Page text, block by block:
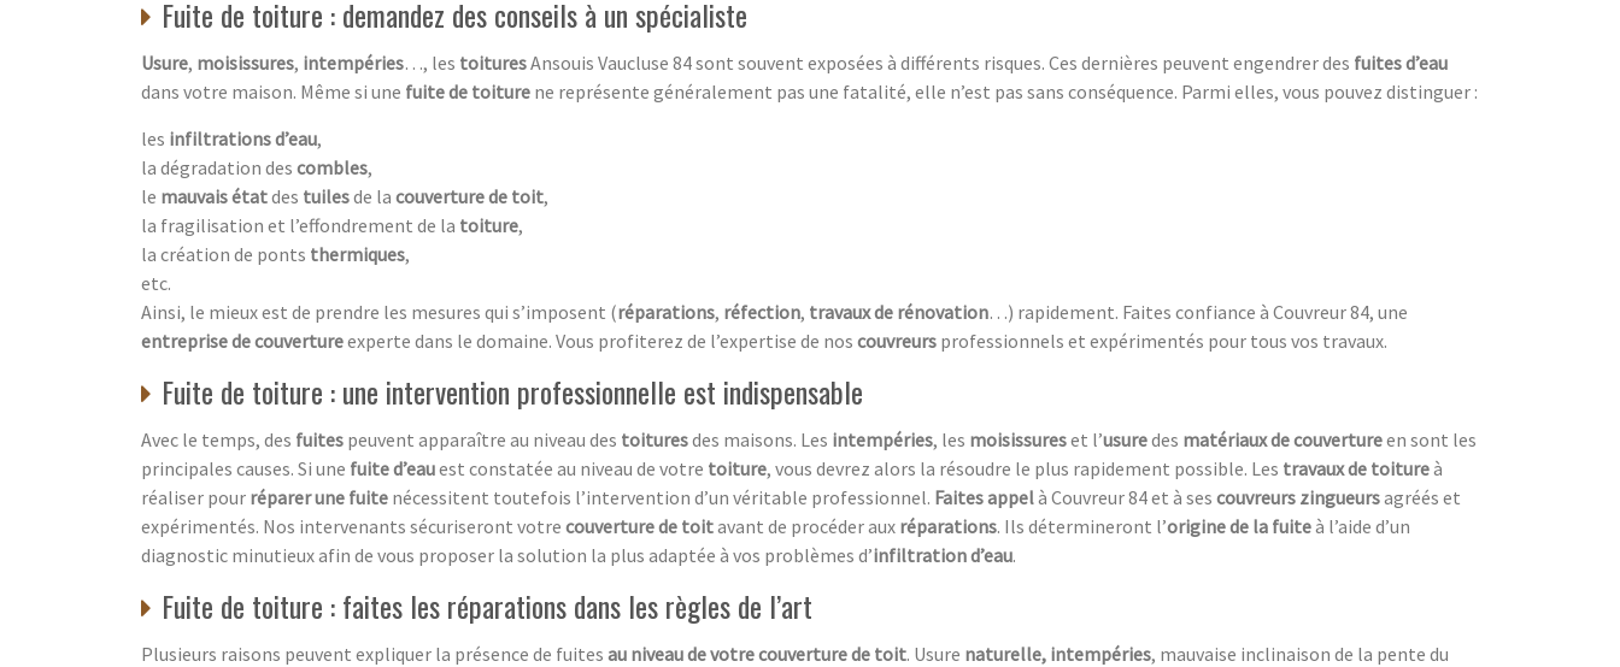
Fuite de toiture : demandez des conseils à un spécialiste
Usure, moisissures, intempéries…, les toituresAnsouis Vaucluse 84 sont souvent exposées à différents risques. Ces dernières peuvent engendrer des fuites d’eau
dans votre maison. Même si une fuite de toiture ne représente généralement pas une fatalité, elle n’est pas sans conséquence. Parmi elles, vous pouvez distinguer :
les infiltrations d’eau,
la dégradation des combles,
le mauvais étatdes tuilesde la couverture de toit,
la fragilisation et l’effondrement de la toiture,
la création de ponts thermiques,
etc.
Ainsi, le mieux est de prendre les mesures qui s’imposent (réparations, réfection, travaux de rénovation…) rapidement. Faites confiance à Couvreur 84, une
entreprise de couvertureexperte dans le domaine. Vous profiterez de l’expertise de nos couvreurs professionnels et expérimentés pour tous vos travaux.
Fuite de toiture : une intervention professionnelle est indispensable
Avec le temps, des fuites peuvent apparaître au niveau des toituresdes maisons. Les intempéries, les moisissureset l’usuredes matériaux de couvertureen sont les
principales causes. Si une fuite d’eauest constatée au niveau de votre toiture, vous devrez alors la résoudre le plus rapidement possible. Les travaux de toitureà
réaliser pour réparer une fuite nécessitent toutefois l’intervention d’un véritable professionnel. Faites appelà Couvreur 84 et à ses couvreurs zingueursagréés et
expérimentés. Nos intervenants sécuriseront votre couverture de toitavant de procéder aux réparations. Ils détermineront l’origine de la fuiteà l’aide d’un
diagnostic minutieux afin de vous proposer la solution la plus adaptée à vos problèmes d’infiltration d’eau.
Fuite de toiture : faites les réparations dans les règles de l’art
Plusieurs raisons peuvent expliquer la présence de fuites au niveau de votre couverture de toit. Usure naturelle, intempéries, mauvaise inclinaison de la pente du